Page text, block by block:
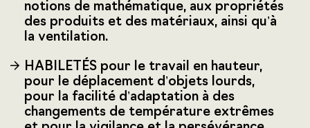
notions de mathématique, aux propriétés
des produits et des matériaux, ainsi qu’à
la ventilation.
HABILETÉS pour le travail en hauteur,
pour le déplacement d’objets lourds,
pour la facilité d’adaptation à des
changements de température extrêmes